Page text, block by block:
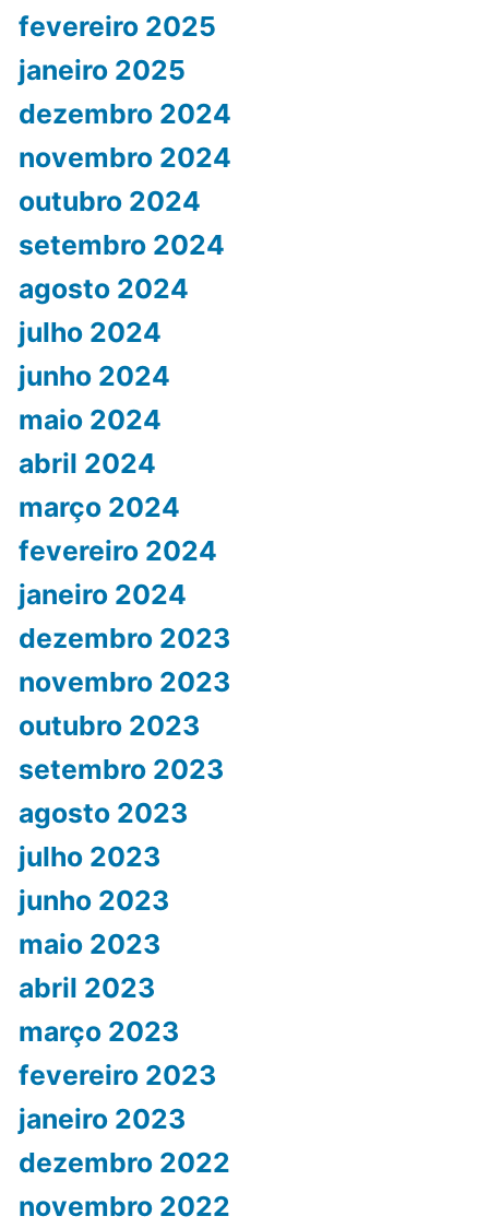
fevereiro 2025
janeiro 2025
dezembro 2024
novembro 2024
outubro 2024
setembro 2024
agosto 2024
julho 2024
junho 2024
maio 2024
abril 2024
março 2024
fevereiro 2024
janeiro 2024
dezembro 2023
novembro 2023
outubro 2023
setembro 2023
agosto 2023
julho 2023
junho 2023
maio 2023
abril 2023
março 2023
fevereiro 2023
janeiro 2023
dezembro 2022
novembro 2022